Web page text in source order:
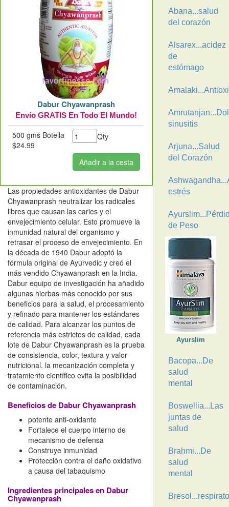
Dabur Chyawanprash
Envío GRATIS En Todo El Mundo!
500 gms Botella
$24.99
Qty
Las propiedades antioxidantes de Dabur
Chyawanprash neutralizar los radicales
libres que causan las caries y el
envejecimiento celular. Esto promueve la
inmunidad natural del organismo y
retrasar el proceso de envejecimiento. En
la década de 1940 Dabur adoptó la
fórmula original de Ayurvedic y creó el
más vendido Chyawanprash en la India.
Dabur equipo de investigación ha añadido
algunas hierbas más conocido por sus
beneficios para la salud, el procesamiento
y refinado para mantener los estándares
de calidad. Para alcanzar los puntos de
referencia más estrictos de calidad, cada
lote de Dabur Chyawanprash es la prueba
de consistencia, color, textura y valor
nutricional. la mecanización completa y
tratamiento científico evita la posibilidad
de contaminación.
Beneficios de Dabur Chyawanprash
potente anti-oxidante
Fortalece el cuerpo interno de
mecanismo de defensa
Construye inmunidad
Protección contra el daño oxidativo
a causa del tabaquismo
Ingredientes principales en Dabur
Chyawanprash
Abana...salud
del corazón
Alsarex...acidez
de
estómago
sinusitis
Arjuna...Salud
del Corazón
estrés
de Peso
Ayurslim
Bacopa...De
salud
mental
Boswellia...Las
juntas de
salud
Brahmi...De
salud
mental